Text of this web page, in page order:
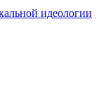
идеологии